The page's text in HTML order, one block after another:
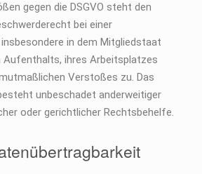
gegen die DSGVO steht den
bei einer
in dem Mitgliedstaat
Aufenthalts, ihres Arbeitsplatzes
Verstoßes zu. Das
unbeschadet anderweitiger
oder gerichtlicher Rechtsbehelfe.